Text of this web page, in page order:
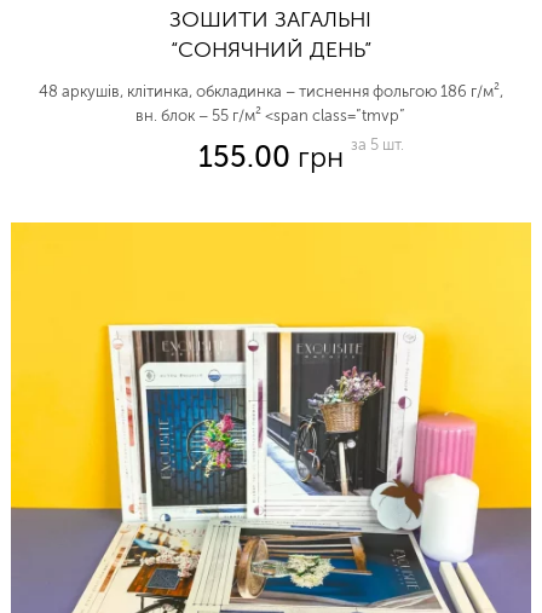
ЗОШИТИ ЗАГАЛЬНІ
“СОНЯЧНИЙ ДЕНЬ”
48 аркушів, клітинка, обкладинка – тиснення фольгою 186 г/м²,
вн. блок – 55 г/м² <span class=”tmvp”
155.00 грн за 5 шт.